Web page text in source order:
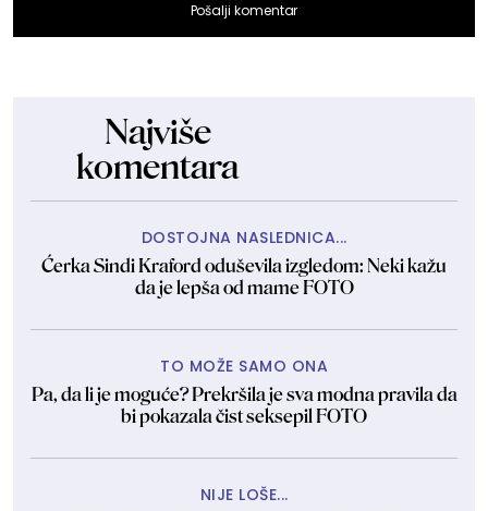
Pošalji komentar
Najviše
komentara
DOSTOJNA NASLEDNICA...
Ćerka Sindi Kraford oduševila izgledom: Neki kažu
da je lepša od mame FOTO
TO MOŽE SAMO ONA
Pa, da li je moguće? Prekršila je sva modna pravila da
bi pokazala čist seksepil FOTO
NIJE LOŠE...